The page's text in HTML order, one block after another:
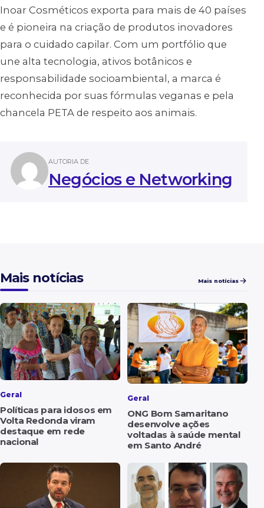
Inoar Cosméticos exporta para mais de 40 países
e é pioneira na criação de produtos inovadores
para o cuidado capilar. Com um portfólio que
une alta tecnologia, ativos botânicos e
responsabilidade socioambiental, a marca é
reconhecida por suas fórmulas veganas e pela
chancela PETA de respeito aos animais.
AUTORIA DE
Negócios e Networking
Mais notícias Mais notícias
Geral
Políticas para idosos em
Volta Redonda viram
destaque em rede
nacional
Geral
ONG Bom Samaritano
desenvolve ações
voltadas à saúde mental
em Santo André